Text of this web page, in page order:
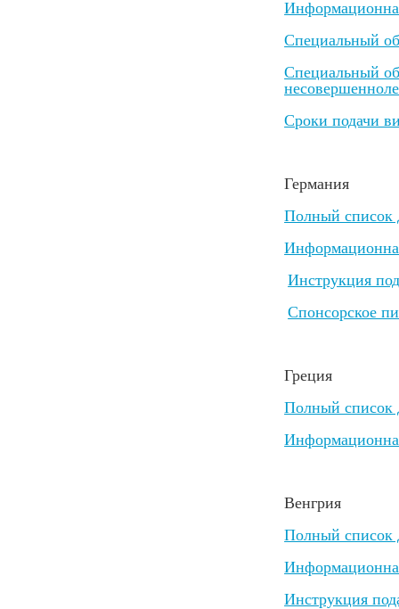
Специальный
Специальный
Сроки подачи
Германия
Полный список
Инструкция
Спонсорское
Греция
Полный список
Венгрия
Полный список
Инструкция